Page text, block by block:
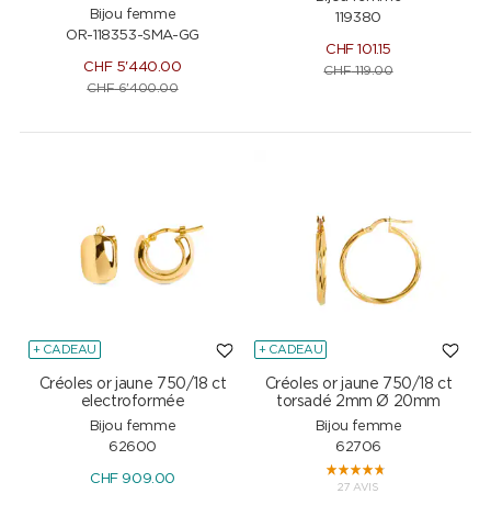
Bijou femme
OR-118353-SMA-GG
CHF5'440.00
CHF6'400.00
119380
CHF101.15
CHF119.00
+ CADEAU
Créoles or jaune 750/18 ct
electroformée
Bijou femme
62600
CHF909.00
+ CADEAU
Créoles or jaune 750/18 ct
torsadé 2mm Ø 20mm
Bijou femme
62706
27 AVIS